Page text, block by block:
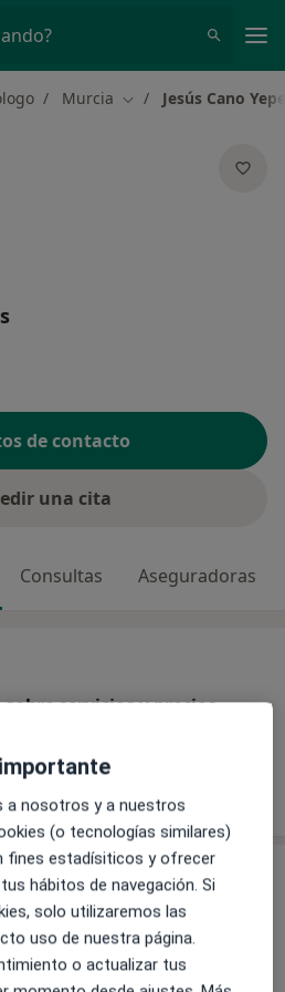
Murcia Cambiar de ciudad
Jesús Cano
de contacto
una cita
Consultas Aseguradoras
servicios y precios
sus servicios
2 Dirección 3
a nosotros y a nuestros
(o tecnologías similares)
fines estadísiticos y ofrecer
hábitos de navegación. Si
solo utilizaremos las
uso de nuestra página.
o actualizar tus